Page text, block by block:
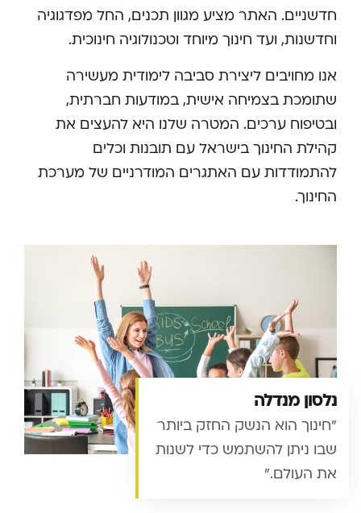
נלסון מנדלה
"חינוך הוא הנשק החזק ביותר
שבו ניתן להשתמש כדי לשנות
את העולם."
חדשניים. האתר מציע מגוון תכנים, החל מפדגוגיה
וחדשנות, ועד חינוך מיוחד וטכנולוגיה חינוכית.
אנו מחויבים ליצירת סביבה לימודית מעשירה
שתומכת בצמיחה אישית, במודעות חברתית,
ובטיפוח ערכים. המטרה שלנו היא להעצים את
קהילת החינוך בישראל עם תובנות וכלים
להתמודדות עם האתגרים המודרניים של מערכת
החינוך.